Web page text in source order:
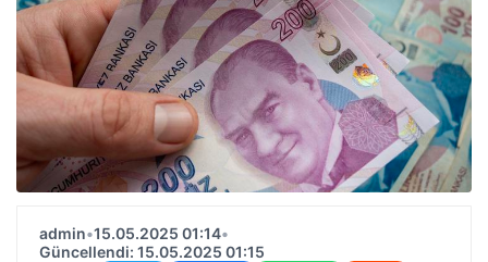
admin•15.05.2025 01:14•
Güncellendi: 15.05.2025 01:15